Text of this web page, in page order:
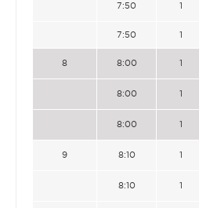
7:50 1
7:50 1
8 8:00 1
8:00 1
8:00 1
9 8:10 1
8:10 1